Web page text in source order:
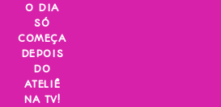
Skip
content
O DIA
SÓ
COMEÇA
DEPOIS
DO
ATELIÊ
NA TV!